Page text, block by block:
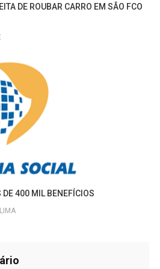
DE ROUBAR CARRO EM SÃO FCO
DE 400 MIL BENEFÍCIOS